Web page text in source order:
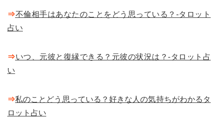
⇒不倫相手はあなたのことをどう思っている？-タロット
占い
⇒いつ、元彼と復縁できる？元彼の状況は？-タロット占
い
⇒私のことどう思っている？好きな人の気持ちがわかるタ
ロット占い